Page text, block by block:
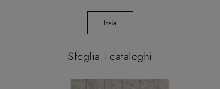
Sfoglia i cataloghi
Invia